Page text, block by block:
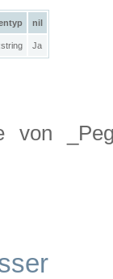
nil
Ja